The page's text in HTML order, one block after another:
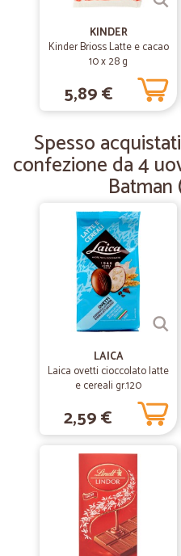
—Nadia T.
Tutto Perfetto!
Buoni prodotti, prezzi nella
KINDER
Kinder Brioss Latte e cacao
10 x 28 g
5,89 €
Spesso
confezione da 4
Batman
LAICA
Laica ovetti cioccolato latte
e cereali gr.120
2,59 €